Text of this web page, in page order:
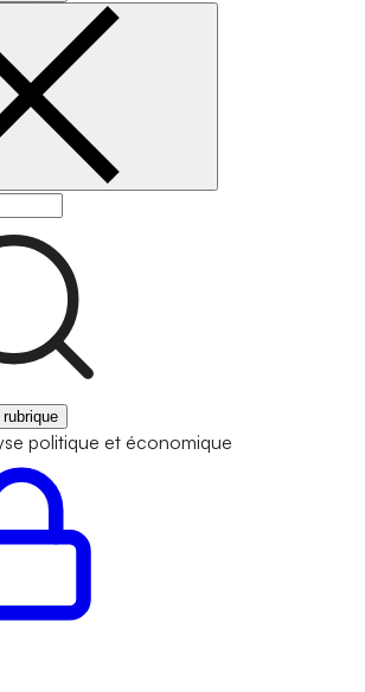
politique et économique